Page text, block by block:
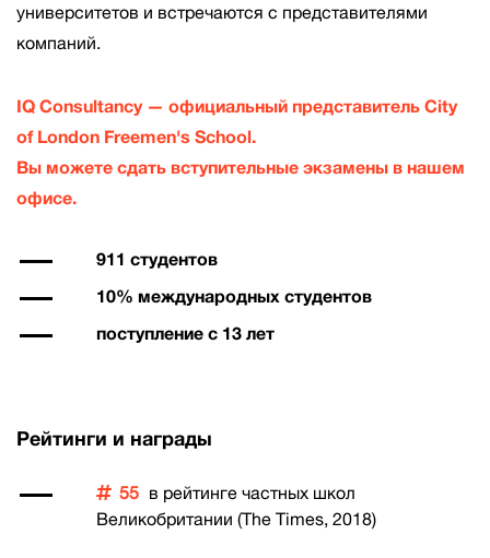
университетов и встречаются с представителями
компаний.
IQ Consultancy — официальный представитель City
of London Freemen's School.
Вы можете сдать вступительные экзамены в нашем
офисе.
911 студентов
10% международных студентов
поступление с 13 лет
Рейтинги и награды
55 в рейтинге частных школ
Великобритании (The Times, 2018)